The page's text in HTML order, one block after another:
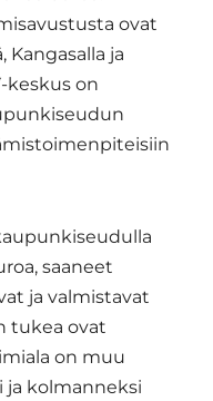
ovat
Kangasalla ja
keskus on
saaneet
ja valmistavat
tukea ovat
on muu
kolmanneksi